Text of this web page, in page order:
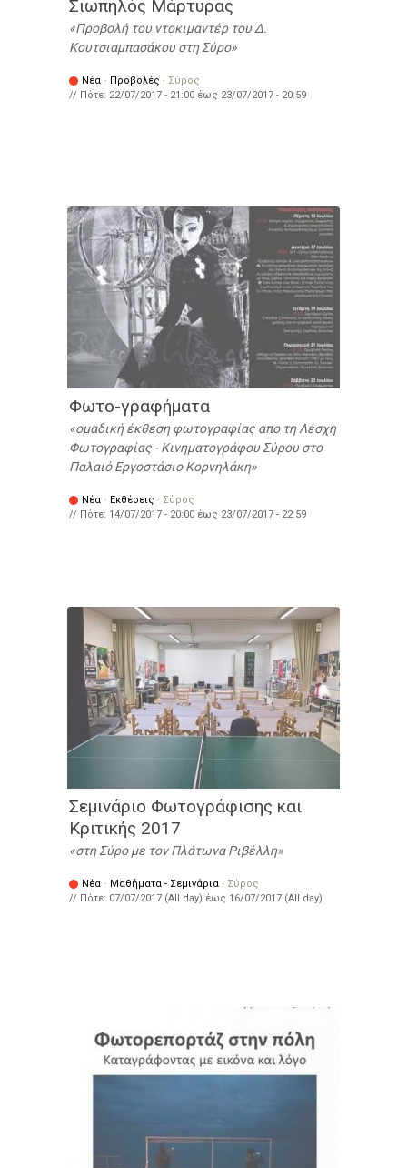
Σιωπηλός Μάρτυρας
Προβολή του ντοκιμαντέρ του Δ.
Κουτσιαμπασάκου στη Σύρο
Νέα · Προβολές · Σύρος
// Πότε: 22/07/2017 - 21:00 έως 23/07/2017 - 20:59
Φωτο-γραφήματα
ομαδική έκθεση φωτογραφίας απο τη Λέσχη
Φωτογραφίας - Κινηματογράφου Σύρου στο
Παλαιό Εργοστάσιο Κορνηλάκη
Νέα · Εκθέσεις · Σύρος
// Πότε: 14/07/2017 - 20:00 έως 23/07/2017 - 22:59
Σεμινάριο Φωτογράφισης και
Κριτικής 2017
στη Σύρο με τον Πλάτωνα Ριβέλλη
Νέα · Μαθήματα - Σεμινάρια · Σύρος
// Πότε: 07/07/2017 (All day) έως 16/07/2017 (All day)